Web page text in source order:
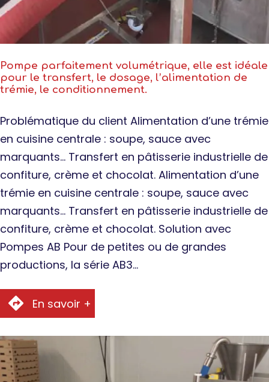
Pompe parfaitement volumétrique, elle est idéale
pour le transfert, le dosage, l’alimentation de
trémie, le conditionnement.
Problématique du client Alimentation d’une trémie
en cuisine centrale : soupe, sauce avec
marquants… Transfert en pâtisserie industrielle de
confiture, crème et chocolat. Alimentation d’une
trémie en cuisine centrale : soupe, sauce avec
marquants… Transfert en pâtisserie industrielle de
confiture, crème et chocolat. Solution avec
Pompes AB Pour de petites ou de grandes
productions, la série AB3…
En savoir +